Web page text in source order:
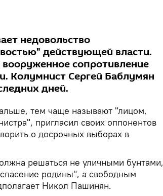
недовольство
действующей власти.
сопротивление
Колумнист Сергей Баблумян
дней.
тем чаще называют "лицом,
пригласил своих оппонентов
о досрочных выборах в
решаться не уличными бунтами,
родины", а свободным
Никол Пашинян.